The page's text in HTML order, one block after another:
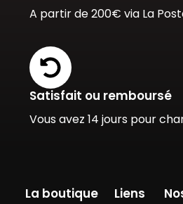
A partir de 200€ via La
Satisfait ou remboursé
Vous avez 14 jours pour
La boutique Liens